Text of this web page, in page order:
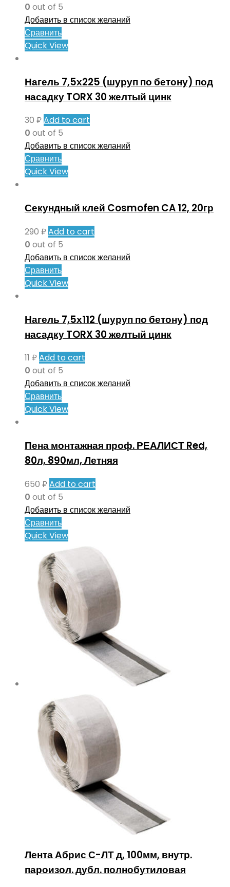
0 out of 5
Добавить в список желаний
Сравнить
Quick View
Нагель 7,5х225 (шуруп по бетону) под
насадку TORX 30 желтый цинк
30 ₽Add to cart
0 out of 5
Добавить в список желаний
Сравнить
Quick View
Секундный клей Cosmofen CA 12, 20гр
290 ₽Add to cart
0 out of 5
Добавить в список желаний
Сравнить
Quick View
Нагель 7,5х112 (шуруп по бетону) под
насадку TORX 30 желтый цинк
11 ₽Add to cart
0 out of 5
Добавить в список желаний
Сравнить
Quick View
Пена монтажная проф. РЕАЛИСТ Red,
80л, 890мл, Летняя
650 ₽Add to cart
0 out of 5
Добавить в список желаний
Сравнить
Quick View
Лента Абрис С-ЛТ д, 100мм, внутр.
пароизол. дубл. полнобутиловая